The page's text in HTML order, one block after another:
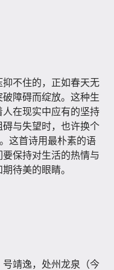
不住的，正如春天无
障碍而绽放。这种生
在现实中应有的坚持
与失望时，也许换个
这首诗用最朴素的语
保持对生活的热情与
待美的眼睛。
靖逸，处州龙泉（今